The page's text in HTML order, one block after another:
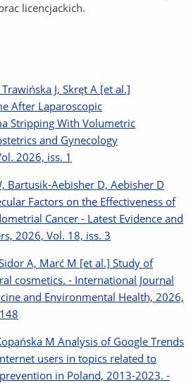
licencjackich.
J, Skręt A [et al.]
After Laparoscopic
Stripping With Volumetric
and Gynecology
2026, iss. 1
Bartusik-Aebisher D, Aebisher D
Factors on the Effectiveness of
Cancer - Latest Evidence and
2026, Vol. 18, iss. 3
A, Marć M [et al.] Study of
cosmetics. - International Journal
and Environmental Health, 2026,
M Analysis of Google Trends
users in topics related to
in Poland, 2013-2023. -